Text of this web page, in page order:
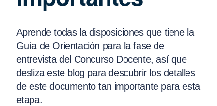
Aprende todas la disposiciones que tiene la
Guía de Orientación para la fase de
entrevista del Concurso Docente, así que
desliza este blog para descubrir los detalles
de este documento tan importante para esta
etapa.